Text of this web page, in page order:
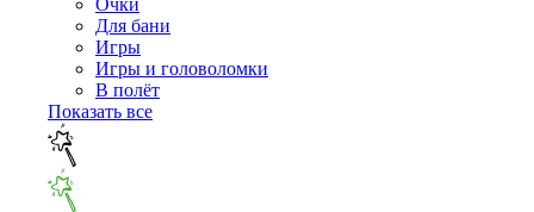
Очки
Для бани
Игры
Игры и головоломки
В полёт
Показать все